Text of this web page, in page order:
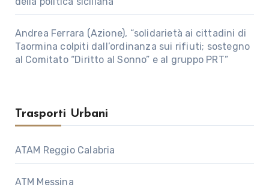
Andrea Ferrara (Azione), “solidarietà ai cittadini di
Taormina colpiti dall’ordinanza sui rifiuti; sostegno
al Comitato “Diritto al Sonno” e al gruppo PRT”
Trasporti Urbani
ATAM Reggio Calabria
ATM Messina